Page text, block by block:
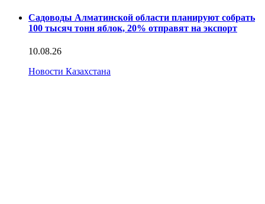
Садоводы Алматинской области планируют собрать
100 тысяч тонн яблок, 20% отправят на экспорт
10.08.26
Новости Казахстана